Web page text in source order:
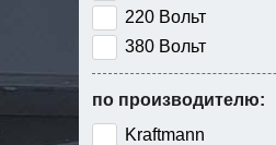
220 Вольт
380 Вольт
по производителю:
Kraftmann